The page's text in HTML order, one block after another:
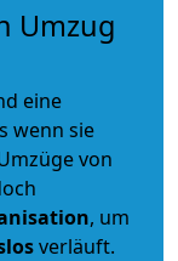
Umzug
eine
wenn sie
von
, um
verläuft.